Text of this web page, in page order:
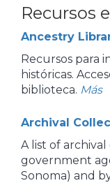
Recursos
Ancestry
Recursos para
históricas.
biblioteca. Más
Archival
A list of
government
Sonoma) and